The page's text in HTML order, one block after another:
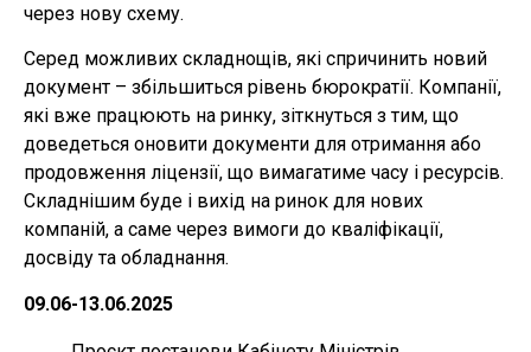
через нову схему.
Серед можливих складнощів, які спричинить новий
документ – збільшиться рівень бюрократії. Компанії,
які вже працюють на ринку, зіткнуться з тим, що
доведеться оновити документи для отримання або
продовження ліцензії, що вимагатиме часу і ресурсів.
Складнішим буде і вихід на ринок для нових
компаній, а саме через вимоги до кваліфікації,
досвіду та обладнання.
09.06-13.06.2025